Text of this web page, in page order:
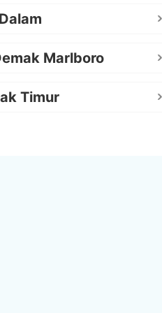
Marlboro
Timur